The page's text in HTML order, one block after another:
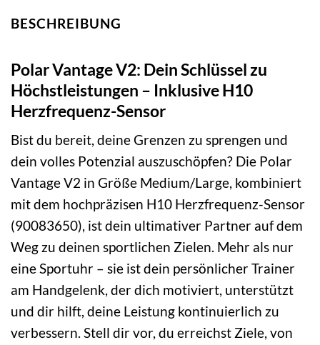
BESCHREIBUNG
Polar Vantage V2: Dein Schlüssel zu
Höchstleistungen – Inklusive H10
Herzfrequenz-Sensor
Bist du bereit, deine Grenzen zu sprengen und
dein volles Potenzial auszuschöpfen? Die Polar
Vantage V2 in Größe Medium/Large, kombiniert
mit dem hochpräzisen H10 Herzfrequenz-Sensor
(90083650), ist dein ultimativer Partner auf dem
Weg zu deinen sportlichen Zielen. Mehr als nur
eine Sportuhr – sie ist dein persönlicher Trainer
am Handgelenk, der dich motiviert, unterstützt
und dir hilft, deine Leistung kontinuierlich zu
verbessern. Stell dir vor, du erreichst Ziele, von